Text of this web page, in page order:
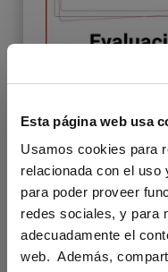
Esta página web usa
Usamos cookies para
relacionada con el uso
para poder proveer
redes sociales, y para
adecuadamente el
web. Además,
la creación de